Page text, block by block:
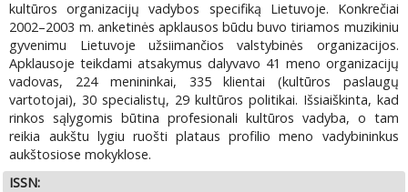
kultūros organizacijų vadybos specifiką Lietuvoje. Konkrečiai
2002–2003 m. anketinės apklausos būdu buvo tiriamos muzikiniu
gyvenimu Lietuvoje užsiimančios valstybinės organizacijos.
Apklausoje teikdami atsakymus dalyvavo 41 meno organizacijų
vadovas, 224 menininkai, 335 klientai (kultūros paslaugų
vartotojai), 30 specialistų, 29 kultūros politikai. Išsiaiškinta, kad
rinkos sąlygomis būtina profesionali kultūros vadyba, o tam
reikia aukštu lygiu ruošti plataus profilio meno vadybininkus
aukštosiose mokyklose.
ISSN: